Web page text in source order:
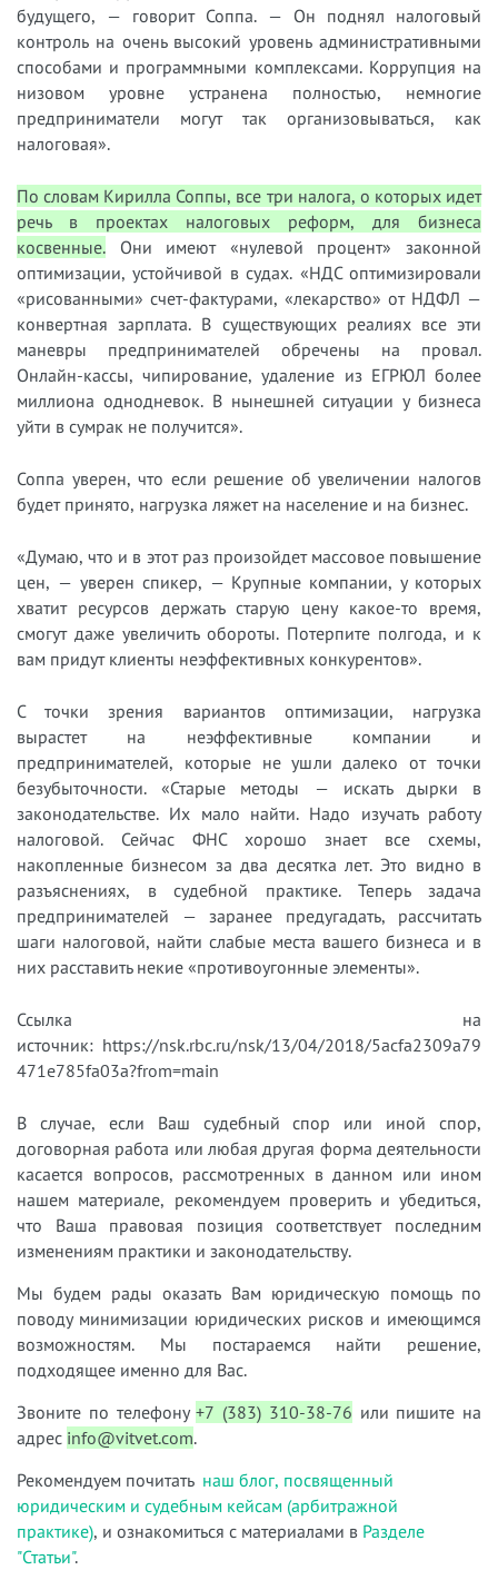
будущего, — говорит Соппа. — Он поднял налоговый
контроль на очень высокий уровень административными
способами и программными комплексами. Коррупция на
низовом уровне устранена полностью, немногие
предприниматели могут так организовываться, как
налоговая».
По словам Кирилла Соппы, все три налога, о которых идет
речь в проектах налоговых реформ, для бизнеса
косвенные. Они имеют «нулевой процент» законной
оптимизации, устойчивой в судах. «НДС оптимизировали
«рисованными» счет-фактурами, «лекарство» от НДФЛ —
конвертная зарплата. В существующих реалиях все эти
маневры предпринимателей обречены на провал.
Онлайн-кассы, чипирование, удаление из ЕГРЮЛ более
миллиона однодневок. В нынешней ситуации у бизнеса
уйти в сумрак не получится».
Соппа уверен, что если решение об увеличении налогов
будет принято, нагрузка ляжет на население и на бизнес.
«Думаю, что и в этот раз произойдет массовое повышение
цен, — уверен спикер, — Крупные компании, у которых
хватит ресурсов держать старую цену какое-то время,
смогут даже увеличить обороты. Потерпите полгода, и к
вам придут клиенты неэффективных конкурентов».
С точки зрения вариантов оптимизации, нагрузка
вырастет на неэффективные компании и
предпринимателей, которые не ушли далеко от точки
безубыточности. «Старые методы — искать дырки в
законодательстве. Их мало найти. Надо изучать работу
налоговой. Сейчас ФНС хорошо знает все схемы,
накопленные бизнесом за два десятка лет. Это видно в
разъяснениях, в судебной практике. Теперь задача
предпринимателей — заранее предугадать, рассчитать
шаги налоговой, найти слабые места вашего бизнеса и в
них расставить некие «противоугонные элементы».
Ссылка на
источник: https://nsk.rbc.ru/nsk/13/04/2018/5acfa2309a79
471e785fa03a?from=main
В случае, если Ваш судебный спор или иной спор,
договорная работа или любая другая форма деятельности
касается вопросов, рассмотренных в данном или ином
нашем материале, рекомендуем проверить и убедиться,
что Ваша правовая позиция соответствует последним
изменениям практики и законодательству.
Мы будем рады оказать Вам юридическую помощь по
поводу минимизации юридических рисков и имеющимся
возможностям. Мы постараемся найти решение,
подходящее именно для Вас.
Звоните по телефону+7 (383) 310-38-76 или пишите на
адрес info@vitvet.com.
Рекомендуем почитать наш блог, посвященный
юридическим и судебным кейсам (арбитражной
практике), и ознакомиться с материалами в Разделе
"Статьи".